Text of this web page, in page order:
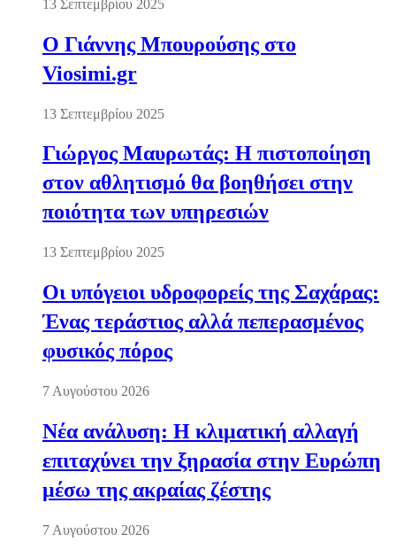
13 Σεπτεμβρίου 2025
Ο Γιάννης Μπουρούσης στο
Viosimi.gr
13 Σεπτεμβρίου 2025
Γιώργος Μαυρωτάς: Η πιστοποίηση
στον αθλητισμό θα βοηθήσει στην
ποιότητα των υπηρεσιών
13 Σεπτεμβρίου 2025
Οι υπόγειοι υδροφορείς της Σαχάρας:
Ένας τεράστιος αλλά πεπερασμένος
φυσικός πόρος
7 Αυγούστου 2026
Νέα ανάλυση: Η κλιματική αλλαγή
επιταχύνει την ξηρασία στην Ευρώπη
μέσω της ακραίας ζέστης
7 Αυγούστου 2026